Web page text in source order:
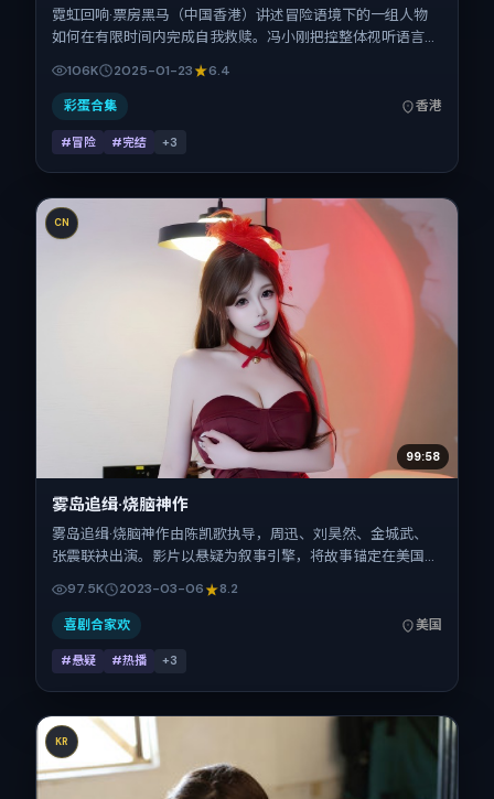
霓虹回响·票房黑马（中国香港）讲述冒险语境下的一组人物
如何在有限时间内完成自我救赎。冯小刚把控整体视听语言，
定于 2025-01-23 起陆续登陆院线与网络平台，春节档前后
公映，片长159分钟。
106K 2025-01-23 6.4
彩蛋合集 香港
#冒险 #完结 +3
CN
99:58
雾岛追缉·烧脑神作
雾岛追缉·烧脑神作由陈凯歌执导，周迅、刘昊然、金城武、
张震联袂出演。影片以悬疑为叙事引擎，将故事锚定在美国，
6日于美国首映（春节档前后），片长118分钟，适合喜欢强情
节与细腻表演的观众。
97.5K 2023-03-06 8.2
喜剧合家欢 美国
#悬疑 #热播 +3
KR